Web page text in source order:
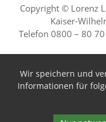
Copyright © Lorenz
Kaiser-
Telefon 0800 – 80
Wir speichern und
Informationen für